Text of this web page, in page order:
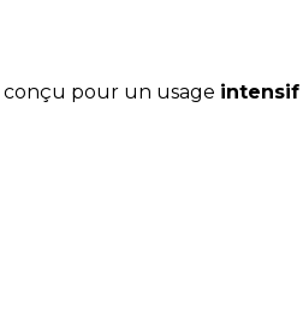
conçu pour un usage intensif